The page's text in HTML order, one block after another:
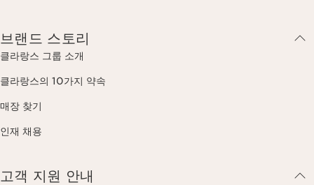
브랜드 스토리
클라랑스 그룹 소개
클라랑스의 10가지 약속
매장 찾기
인재 채용
고객 지원 안내